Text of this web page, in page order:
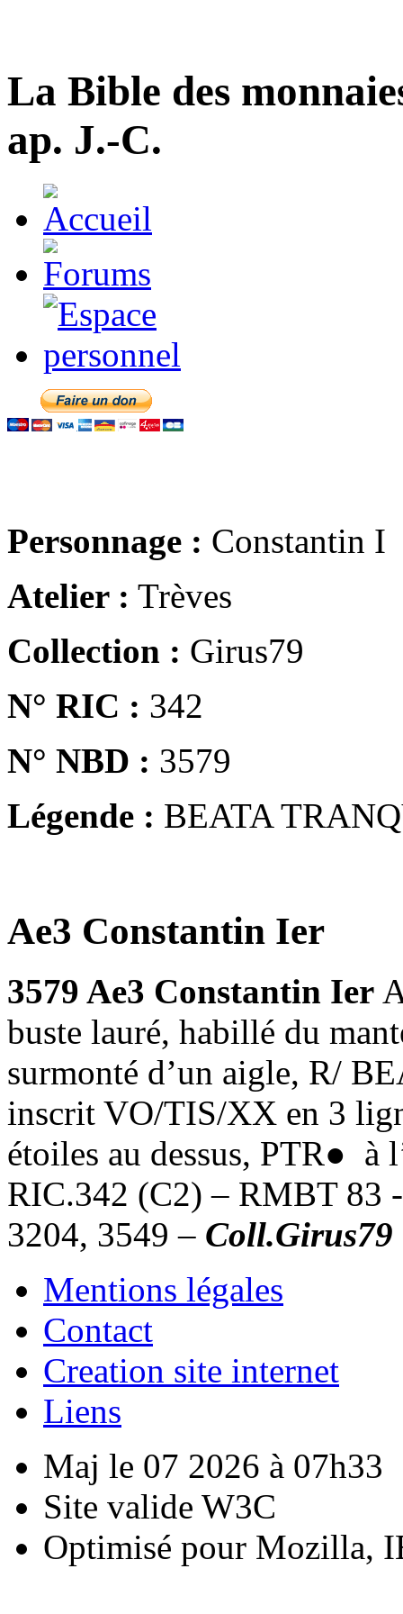
La Bible des
ap. J.-C.
Personnage : Constantin I
Atelier : Trèves
Collection : Girus79
N° RIC : 342
N° NBD : 3579
Légende : BEATA
Ae3 Constantin Ier
3579 Ae3 Constantin Ier
buste lauré, habillé du
surmonté d’un aigle, R/
inscrit VO/TIS/XX en 3
étoiles au dessus, PTR● à
RIC.342 (C2) – RMBT 83
3204, 3549 – Coll.Girus79
Mentions légales
Contact
Creation site internet
Liens
Maj le 07 2026 à 07h33
Site valide W3C
Optimisé pour Mozilla,